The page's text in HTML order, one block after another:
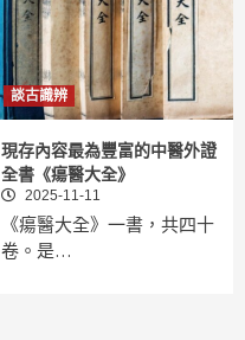
談古識辨
現存內容最為豐富的中醫外證
全書《瘍醫大全》
2025-11-11
《瘍醫大全》一書，共四十
卷。是…